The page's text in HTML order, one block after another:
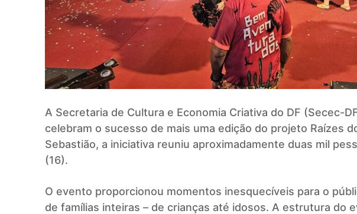
A Secretaria de Cultura e Economia Criativa do DF (Secec-
celebram o sucesso de mais uma edição do projeto Raízes
Sebastião, a iniciativa reuniu aproximadamente duas mil
(16).
O evento proporcionou momentos inesquecíveis para o
de famílias inteiras – de crianças até idosos. A estrutura do